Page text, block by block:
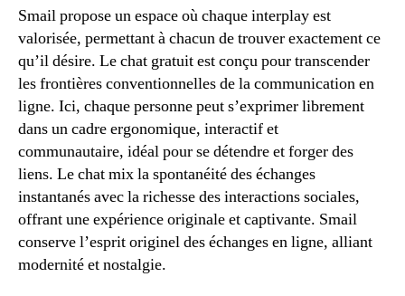
Smail propose un espace où chaque interplay est
valorisée, permettant à chacun de trouver exactement ce
qu’il désire. Le chat gratuit est conçu pour transcender
les frontières conventionnelles de la communication en
ligne. Ici, chaque personne peut s’exprimer librement
dans un cadre ergonomique, interactif et
communautaire, idéal pour se détendre et forger des
liens. Le chat mix la spontanéité des échanges
instantanés avec la richesse des interactions sociales,
offrant une expérience originale et captivante. Smail
conserve l’esprit originel des échanges en ligne, alliant
modernité et nostalgie.